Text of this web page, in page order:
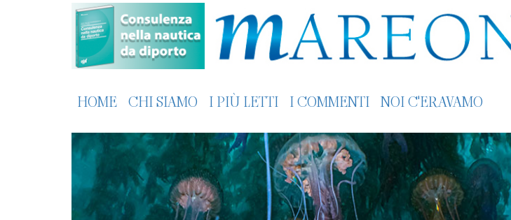
HOME CHI SIAMO I PIÙ LETTI I COMMENTI NOI C'ERAVAMO